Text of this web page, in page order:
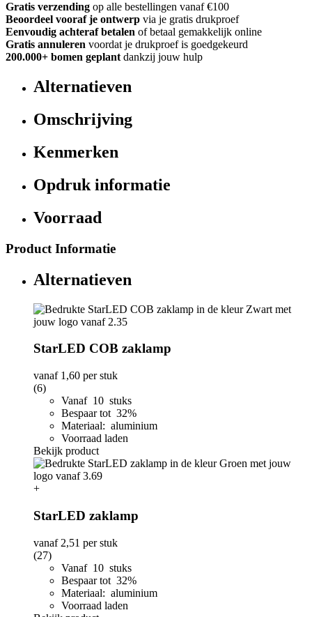
Gratis verzending op alle bestellingen vanaf €100
Beoordeel vooraf je ontwerp via je gratis drukproef
Eenvoudig achteraf betalen of betaal gemakkelijk online
Gratis annuleren voordat je drukproef is goedgekeurd
200.000+ bomen geplant dankzij jouw hulp
Alternatieven
Omschrijving
Kenmerken
Opdruk informatie
Voorraad
Product Informatie
Alternatieven
StarLED COB zaklamp
vanaf 1,60 per stuk
(6)
Vanaf 10 stuks
Bespaar tot 32%
Materiaal: aluminium
Voorraad laden
Bekijk product
+
StarLED zaklamp
vanaf 2,51 per stuk
(27)
Vanaf 10 stuks
Bespaar tot 32%
Materiaal: aluminium
Voorraad laden